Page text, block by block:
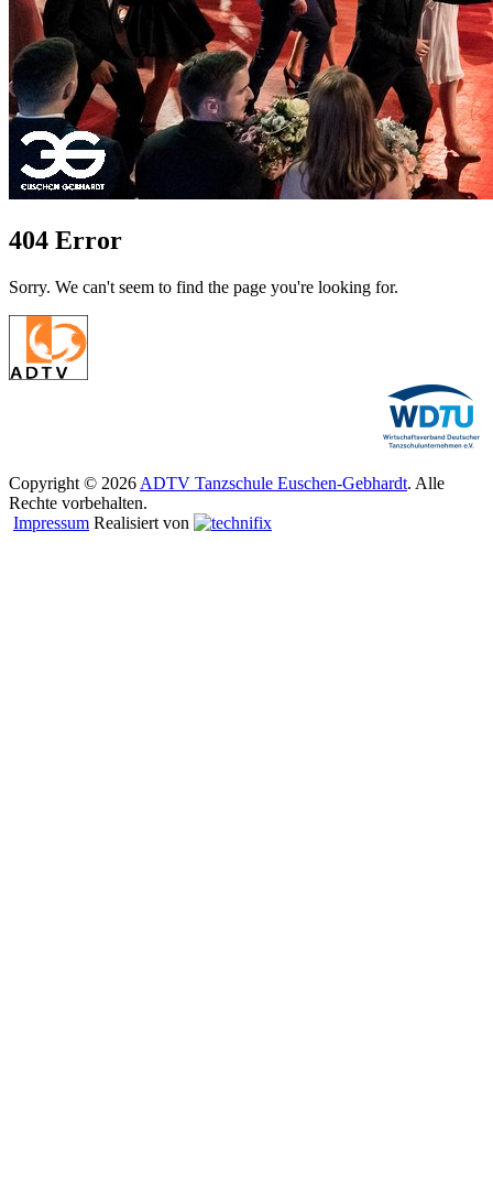
404 Error
Sorry. We can't seem to find the page you're looking for.
Copyright © 2026 ADTV Tanzschule Euschen-Gebhardt. Alle
Rechte vorbehalten.
Impressum Realisiert von